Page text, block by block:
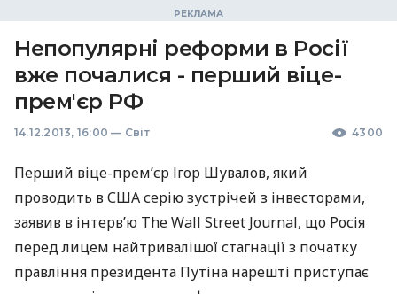
Непопулярні реформи в Росії
вже почалися - перший віце-
прем'єр РФ
14.12.2013, 16:00 — Світ 4300
Перший віце-прем’єр Ігор Шувалов, який
проводить вСШАсерію зустрічей з інвесторами,
заявив в інтерв’ю The Wall Street Journal, що Росія
перед лицем найтривалішої стагнації з початку
правління президента Путіна нарешті приступає